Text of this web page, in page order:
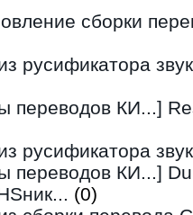
сборки
русификатора
переводов КИ...]
русификатора
переводов КИ...]
(0)